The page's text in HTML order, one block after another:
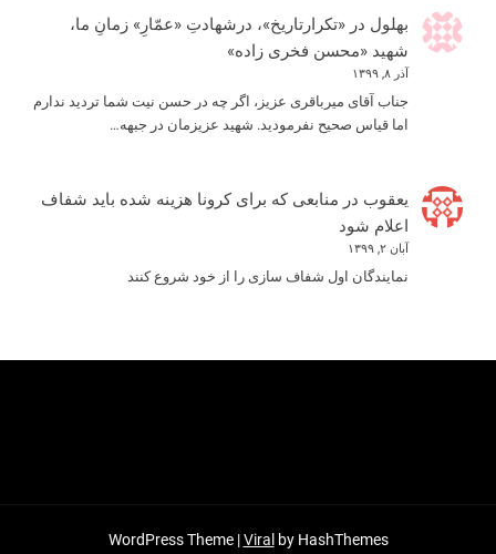
بهلول در «تکرارتاریخ»، درشهادتِ «عمّارِ» زمانِ ما،
شهید «محسن فخری زاده»
آذر ۸, ۱۳۹۹
جناب آقای میرباقری عزیز، اگر چه در حسن نیت شما تردید ندارم
اما قیاس صحیح نفرمودید. شهید عزیزمان در جبهه…
یعقوب در منابعی که برای کرونا هزینه شده باید شفاف
اعلام شود
آبان ۲, ۱۳۹۹
نمایندگان اول شفاف سازی را از خود شروع کنند
WordPress Theme |Viral by HashThemes